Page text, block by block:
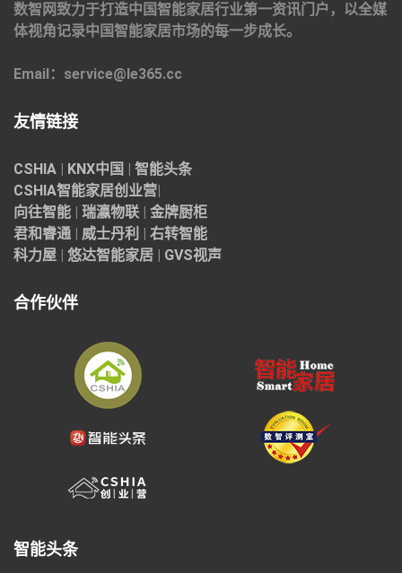
数智网致力于打造中国智能家居行业第一资讯门户，以全媒
体视角记录中国智能家居市场的每一步成长。
Email：service@le365.cc
友情链接
CSHIA KNX中国
智能头条
CSHIA智能家居创业营
向往智能
瑞瀛物联
金牌厨柜
君和睿通
威士丹利
右转智能
科力屋
悠达智能家居 GVS视声
合作伙伴
智能头条